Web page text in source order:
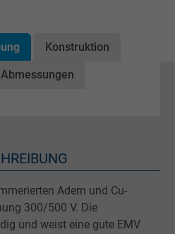
Konstruktion
Abmessungen
Adern und Cu-
300/500 V. Die
und weist eine gute EMV